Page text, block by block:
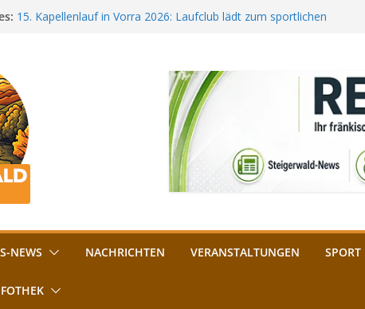
15. Kapellenlauf in Vorra 2026: Laufclub lädt zum sportlichen
„Bamberger Böhnla“: Kaffee aus Bamberg unterstützt die
Lebenshilfe
Aschbacher Kerwa startet bald: Das ist heuer geboten
Vollsperrung am Friedhof in Schlüsselfeld: Kreuzung ab 3.
August gesperrt
NEWS NACHRICHTEN VERANSTALTUNGEN SPORT